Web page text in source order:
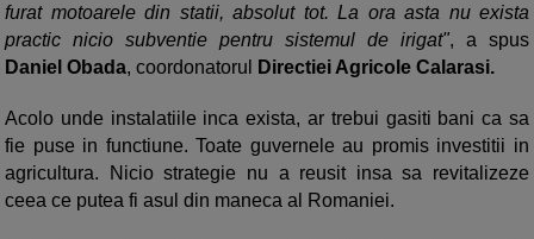
furat motoarele din statii, absolut tot. La ora asta nu exista
practic nicio subventie pentru sistemul de irigat", a spus
Daniel Obada, coordonatorul Directiei Agricole Calarasi.
Acolo unde instalatiile inca exista, ar trebui gasiti bani ca sa
fie puse in functiune. Toate guvernele au promis investitii in
agricultura. Nicio strategie nu a reusit insa sa revitalizeze
ceea ce putea fi asul din maneca al Romaniei.